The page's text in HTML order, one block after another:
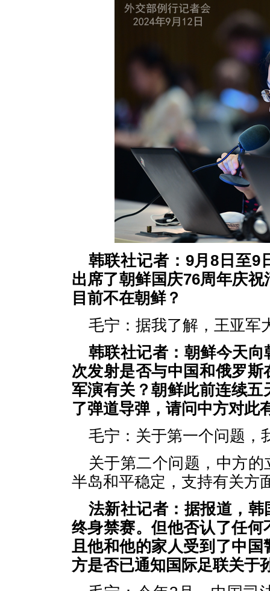
韩联社记者：9月8日至9
出席了朝鲜国庆76周年庆
目前不在朝鲜？
毛宁：据我了解，王亚军
韩联社记者：朝鲜今天
次发射是否与中国和俄罗
军演有关？朝鲜此前连续
了弹道导弹，请问中方对此
毛宁：关于第一个问题，
关于第二个问题，中方
半岛和平稳定，支持有关方
法新社记者：据报道，
终身禁赛。但他否认了任
且他和他的家人受到了中
方是否已通知国际足联关于